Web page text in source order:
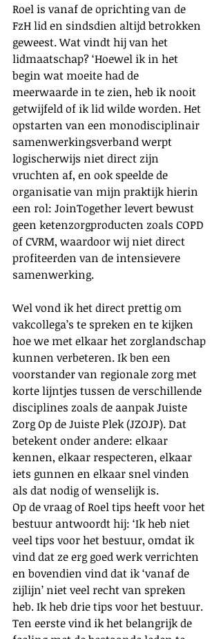
Roel is vanaf de oprichting van de
FzH lid en sindsdien altijd betrokken
geweest. Wat vindt hij van het
lidmaatschap? ‘Hoewel ik in het
begin wat moeite had de
meerwaarde in te zien, heb ik nooit
getwijfeld of ik lid wilde worden. Het
opstarten van een monodisciplinair
samenwerkingsverband werpt
logischerwijs niet direct zijn
vruchten af, en ook speelde de
organisatie van mijn praktijk hierin
een rol: JoinTogether levert bewust
geen ketenzorgproducten zoals COPD
of CVRM, waardoor wij niet direct
profiteerden van de intensievere
samenwerking.
Wel vond ik het direct prettig om
vakcollega’s te spreken en te kijken
hoe we met elkaar het zorglandschap
kunnen verbeteren. Ik ben een
voorstander van regionale zorg met
korte lijntjes tussen de verschillende
disciplines zoals de aanpak Juiste
Zorg Op de Juiste Plek (JZOJP). Dat
betekent onder andere: elkaar
kennen, elkaar respecteren, elkaar
iets gunnen en elkaar snel vinden
als dat nodig of wenselijk is.
Op de vraag of Roel tips heeft voor het
bestuur antwoordt hij: ‘Ik heb niet
veel tips voor het bestuur, omdat ik
vind dat ze erg goed werk verrichten
en bovendien vind dat ik ‘vanaf de
zijlijn’ niet veel recht van spreken
heb. Ik heb drie tips voor het bestuur.
Ten eerste vind ik het belangrijk de